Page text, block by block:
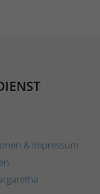
& Impressum